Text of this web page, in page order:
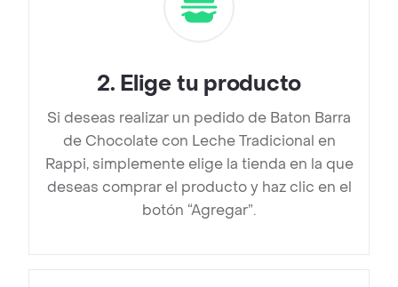
2. Elige tu producto
Si deseas realizar un pedido de Baton Barra
de Chocolate con Leche Tradicional en
Rappi, simplemente elige la tienda en la que
deseas comprar el producto y haz clic en el
botón “Agregar”.